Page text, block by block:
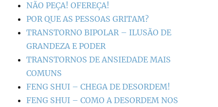
NÃO PEÇA! OFEREÇA!
POR QUE AS PESSOAS GRITAM?
TRANSTORNO BIPOLAR – ILUSÃO DE
GRANDEZA E PODER
TRANSTORNOS DE ANSIEDADE MAIS
COMUNS
FENG SHUI – CHEGA DE DESORDEM!
FENG SHUI – COMO A DESORDEM NOS